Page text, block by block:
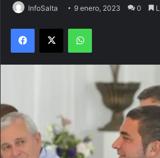
InfoSalta 9 enero, 2023 0
Facebook
X WhatsApp